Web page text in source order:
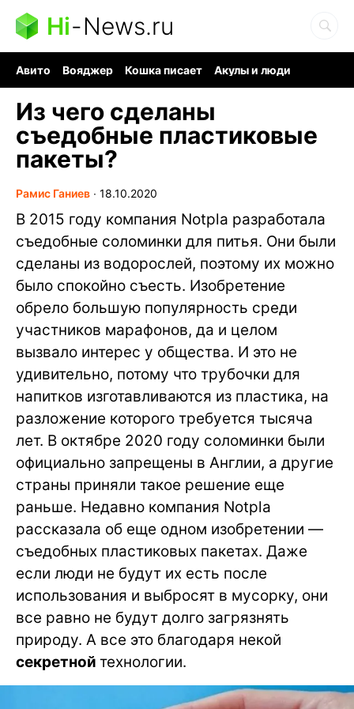
Hi-News.ru
Авито Вояджер Кошка писает
Акулы и люди
Из чего сделаны
съедобные пластиковые
пакеты?
Рамис Ганиев ∙ 18.10.2020
В 2015 году компания Notpla разработала
съедобные соломинки для питья. Они были
сделаны из водорослей, поэтому их можно
было спокойно съесть. Изобретение
обрело большую популярность среди
участников марафонов, да и целом
вызвало интерес у общества. И это не
удивительно, потому что трубочки для
напитков изготавливаются из пластика, на
разложение которого требуется тысяча
лет. В октябре 2020 году соломинки были
официально запрещены в Англии, а другие
страны приняли такое решение еще
раньше. Недавно компания Notpla
рассказала об еще одном изобретении —
съедобных пластиковых пакетах. Даже
если люди не будут их есть после
использования и выбросят в мусорку, они
все равно не будут долго загрязнять
природу. А все это благодаря некой
секретной технологии.